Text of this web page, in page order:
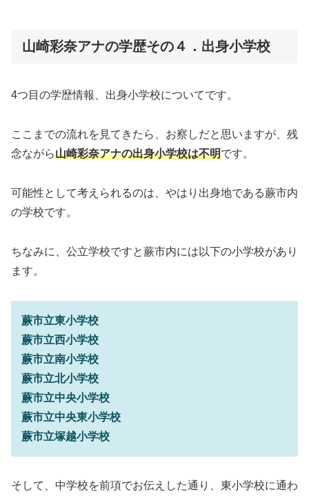
山崎彩奈アナの学歴その４．出身小学校
4つ目の学歴情報、出身小学校についてです。
ここまでの流れを見てきたら、お察しだと思いますが、残
念ながら山崎彩奈アナの出身小学校は不明です。
可能性として考えられるのは、やはり出身地である蕨市内
の学校です。
ちなみに、公立学校ですと蕨市内には以下の小学校があり
ます。
蕨市立東小学校
蕨市立西小学校
蕨市立南小学校
蕨市立北小学校
蕨市立中央小学校
蕨市立中央東小学校
蕨市立塚越小学校
そして、中学校を前項でお伝えした通り、東小学校に通わ